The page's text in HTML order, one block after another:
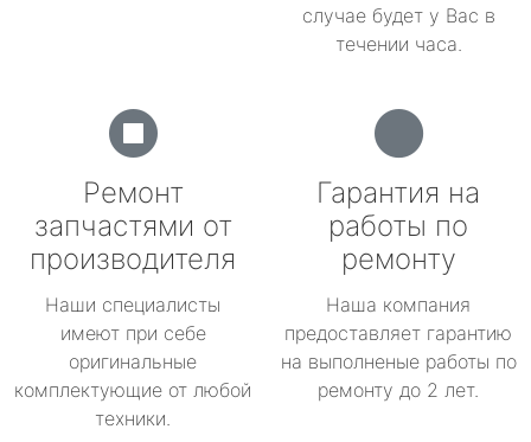
случае будет у Вас в
течении часа.
Ремонт
запчастями от
производителя
Наши специалисты
имеют при себе
оригинальные
комплектующие от любой
техники.
Гарантия на
работы по
ремонту
Наша компания
предоставляет гарантию
на выполненые работы по
ремонту до 2 лет.